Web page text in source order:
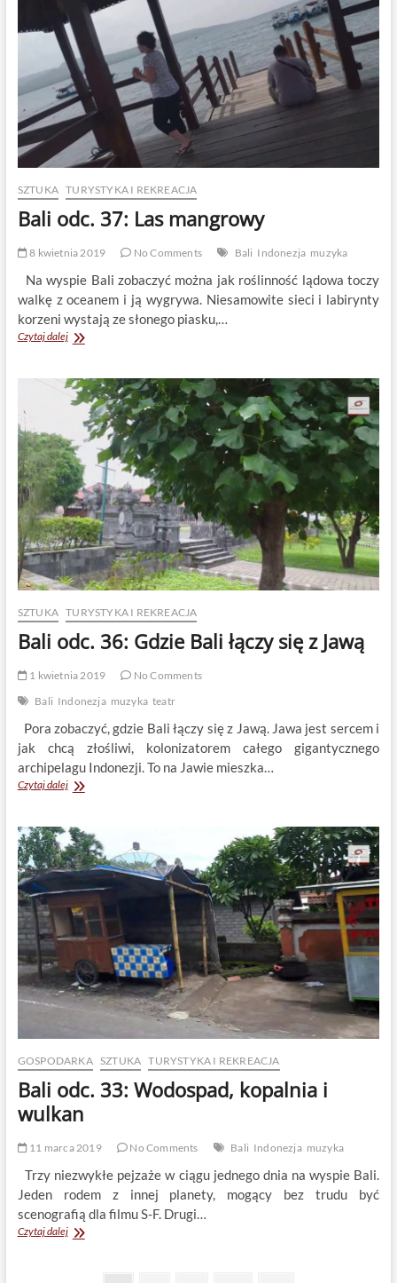
SZTUKA TURYSTYKA I REKREACJA
Bali odc. 37: Las mangrowy
8 kwietnia 2019 No Comments Bali Indonezja muzyka
Na wyspie Bali zobaczyć można jak roślinność lądowa toczy
walkę z oceanem i ją wygrywa. Niesamowite sieci i labirynty
korzeni wystają ze słonego piasku,…
Czytaj dalejBali
Las
mangrowy
SZTUKA TURYSTYKA I REKREACJA
Bali odc. 36: Gdzie Bali łączy się z Jawą
1 kwietnia 2019
No Comments
Bali Indonezja muzyka teatr
Pora zobaczyć, gdzie Bali łączy się z Jawą. Jawa jest sercem i
jak chcą złośliwi, kolonizatorem całego gigantycznego
archipelagu Indonezji. To na Jawie mieszka…
Czytaj dalejBali
Gdzie
Bali
łączy
się
z
Jawą
GOSPODARKA SZTUKA TURYSTYKA I REKREACJA
Bali odc. 33: Wodospad, kopalnia i
wulkan
11 marca 2019 No Comments Bali Indonezja muzyka
Trzy niezwykłe pejzaże w ciągu jednego dnia na wyspie Bali.
Jeden rodem z innej planety, mogący bez trudu być
scenografią dla filmu S-F. Drugi…
Czytaj dalejBali